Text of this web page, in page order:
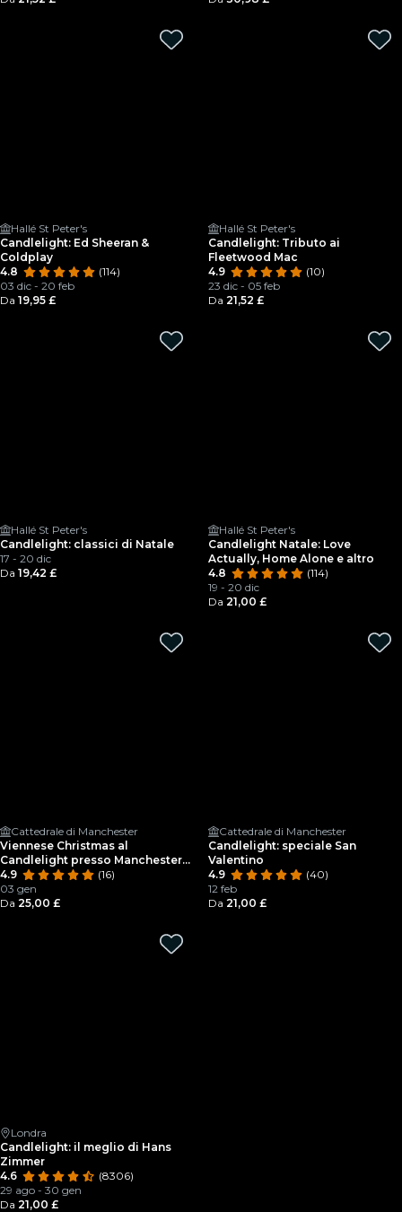
Hallé St Peter's
Candlelight: Ed Sheeran &
Coldplay
4.8
(114)
03 dic - 20 feb
Da 19,95 £
Hallé St Peter's
Candlelight: Tributo ai
Fleetwood Mac
4.9
(10)
23 dic - 05 feb
Da 21,52 £
Hallé St Peter's
Candlelight: classici di Natale
17 - 20 dic
Da 19,42 £
Hallé St Peter's
Candlelight Natale: Love
Actually, Home Alone e altro
4.8
(114)
19 - 20 dic
Da 21,00 £
Cattedrale di Manchester
Viennese Christmas al
Candlelight presso Manchester
Cathedral
4.9
(16)
03 gen
Da 25,00 £
Cattedrale di Manchester
Candlelight: speciale San
Valentino
4.9
(40)
12 feb
Da 21,00 £
Londra
Candlelight: il meglio di Hans
Zimmer
4.6
(8306)
29 ago - 30 gen
Da 21,00 £